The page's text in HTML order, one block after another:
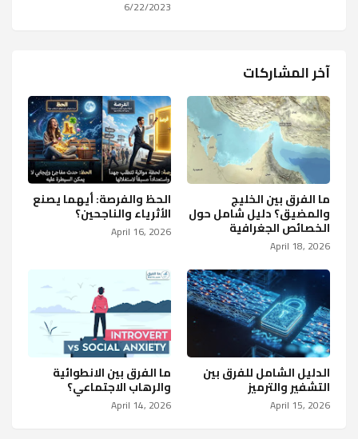
6/22/2023
آخر المشاركات
ما الفرق بين الخليج
والمضيق؟ دليل شامل حول
الخصائص الجغرافية
April 18, 2026
الحظ والفرصة: أيهما يصنع
الأثرياء والناجحين؟
April 16, 2026
الدليل الشامل للفرق بين
التشفير والترميز
April 15, 2026
ما الفرق بين الانطوائية
والرهاب الاجتماعي؟
April 14, 2026